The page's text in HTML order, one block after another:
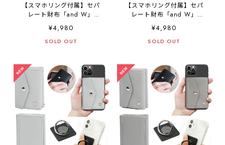
【スマホリング付属】セパ
レート財布「and W」
separate 財布 スマホショル
ダー ミニマム ミニマル 三
つ折り財布 スマホ財布 レザ
Android カード収納 小銭入
れ 大容量 極薄 コンパクト
高級 コンパクト財布 ミニ財
布 SANBASHI （PU・オフ
ホワイト）
¥4,980
SOLD OUT
【スマホリング付属】セパ
レート財布「and W」
separate 財布 スマホショル
ダー ミニマム ミニマル 三
つ折り財布 スマホ財布 レザ
Android カード収納 小銭入
れ 大容量 極薄 コンパクト
高級 コンパクト財布 ミニ財
布 SANBASHI （PU・パー
¥4,980
SOLD OUT